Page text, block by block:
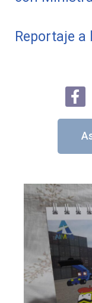
Reportaje a